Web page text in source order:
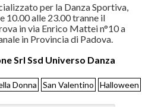
per la Danza Sportiva,
10.00 alle 23.00 tranne il
in via Enrico Mattei n°10 a
in Provincia di Padova.
Srl Ssd Universo Danza
Donna San Valentino Halloween